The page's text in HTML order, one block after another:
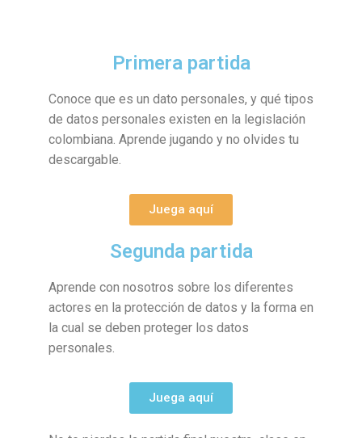
Primera partida
Conoce que es un dato personales, y qué tipos
de datos personales existen en la legislación
colombiana. Aprende jugando y no olvides tu
descargable.
Juega aquí
Segunda partida
Aprende con nosotros sobre los diferentes
actores en la protección de datos y la forma en
la cual se deben proteger los datos
personales.
Juega aquí